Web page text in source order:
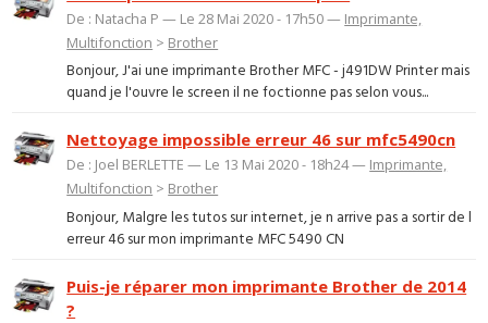
De : Natacha P — Le 28 Mai 2020 - 17h50 — Imprimante,
Multifonction > Brother
Bonjour, J'ai une imprimante Brother MFC - j491DW Printer mais
quand je l'ouvre le screen il ne foctionne pas selon vous...
Nettoyage impossible erreur 46 sur mfc5490cn
De : Joel BERLETTE — Le 13 Mai 2020 - 18h24 — Imprimante,
Multifonction > Brother
Bonjour, Malgre les tutos sur internet, je n arrive pas a sortir de l
erreur 46 sur mon imprimante MFC 5490 CN
Puis-je réparer mon imprimante Brother de 2014
?